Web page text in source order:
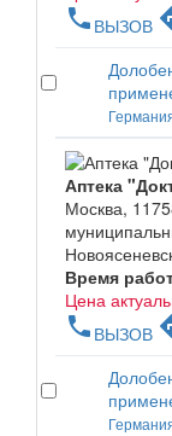
phone ВЫЗОВ
Аптека
Москва,
Время
Цена
phone ВЫЗОВ